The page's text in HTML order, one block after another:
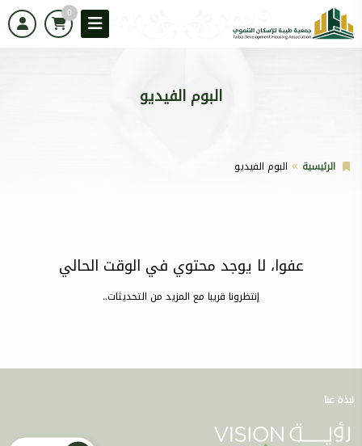
0
البوم الفيديو
الرئيسية البوم الفيديو
عفوا، لا يوجد محتوي في الوقت الحالي
إنتظرونا قريبا مع المزيد من التحديثات..
نبذة عنا